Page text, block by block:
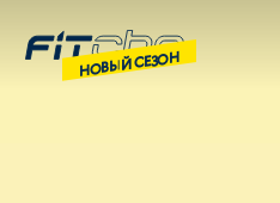
НОВЫЙ СЕЗОН